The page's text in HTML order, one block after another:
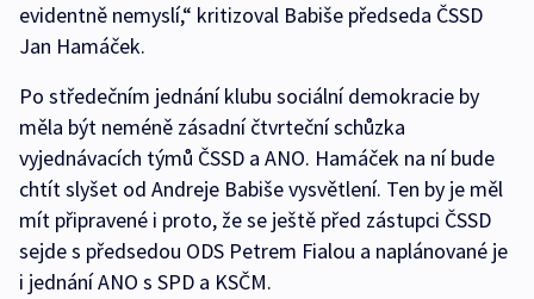
evidentně nemyslí,“ kritizoval Babiše předseda ČSSD
Jan Hamáček.
Po středečním jednání klubu sociální demokracie by
měla být neméně zásadní čtvrteční schůzka
vyjednávacích týmů ČSSD a ANO. Hamáček na ní bude
chtít slyšet od Andreje Babiše vysvětlení. Ten by je měl
mít připravené i proto, že se ještě před zástupci ČSSD
sejde s předsedou ODS Petrem Fialou a naplánované je
i jednání ANO s SPD a KSČM.